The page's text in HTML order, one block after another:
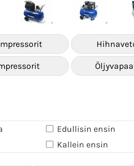
Edullisin ensin
Kallein ensin